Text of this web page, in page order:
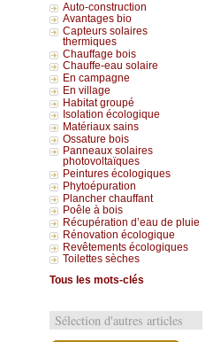
Auto-construction
Avantages bio
Capteurs solaires
thermiques
Chauffage bois
Chauffe-eau solaire
En campagne
En village
Habitat groupé
Isolation écologique
Matériaux sains
Ossature bois
Panneaux solaires
photovoltaïques
Peintures écologiques
Phytoépuration
Plancher chauffant
Poêle à bois
Récupération d’eau de pluie
Rénovation écologique
Revêtements écologiques
Toilettes sèches
Tous les mots-clés
Sélection d'autres articles